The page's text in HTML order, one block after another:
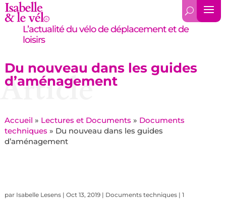
L’actualité du vélo de déplacement et de
loisirs
Du nouveau dans les guides
d’aménagement
Article
Accueil » Lectures et Documents » Documents
techniques » Du nouveau dans les guides
d’aménagement
par Isabelle Lesens| Oct 13, 2019| Documents techniques| 1